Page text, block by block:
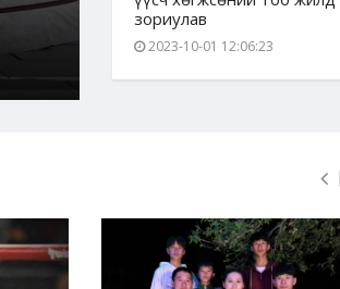
Admin 2024-06-04
зориулав
2023-10-01 12:06:23